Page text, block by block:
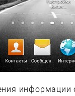
информации